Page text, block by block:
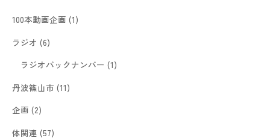
100本動画企画 (1)
ラジオ (6)
ラジオバックナンバー (1)
丹波篠山市 (11)
企画 (2)
体関連 (57)